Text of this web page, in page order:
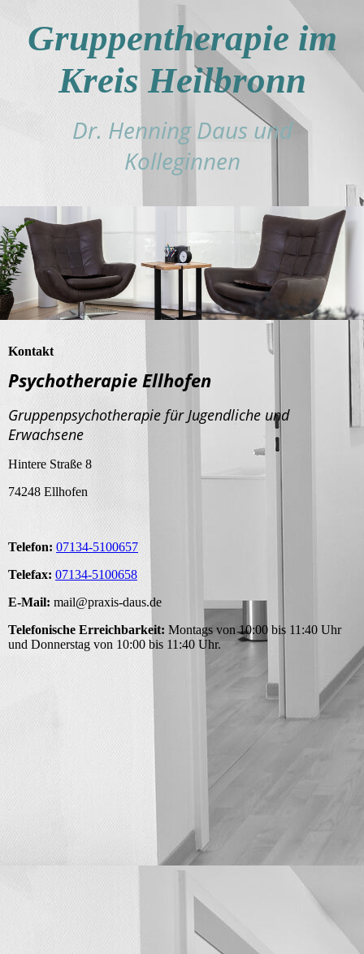
Gruppentherapie im
Kreis Heilbronn
Dr. Henning Daus und
Kolleginnen
Kontakt
Psychotherapie Ellhofen
Gruppenpsychotherapie für Jugendliche und
Erwachsene
Hintere Straße 8
74248 Ellhofen
Telefon: 07134-5100657
Telefax: 07134-5100658
E-Mail: mail@praxis-daus.de
Telefonische Erreichbarkeit: Montags von 10:00 bis 11:40 Uhr
und Donnerstag von 10:00 bis 11:40 Uhr.